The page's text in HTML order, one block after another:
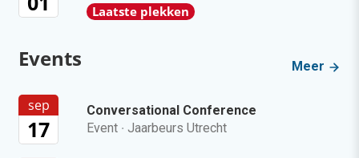
Laatste plekken
Events Meer
sep
17
Conversational Conference
Event · Jaarbeurs Utrecht